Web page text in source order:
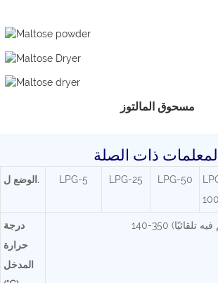
مسحوق المالتوز
ذات الصلة
الوضع ل. LPG-5 LPG-25 LPG-50
100
درجة
حرارة
المدخل